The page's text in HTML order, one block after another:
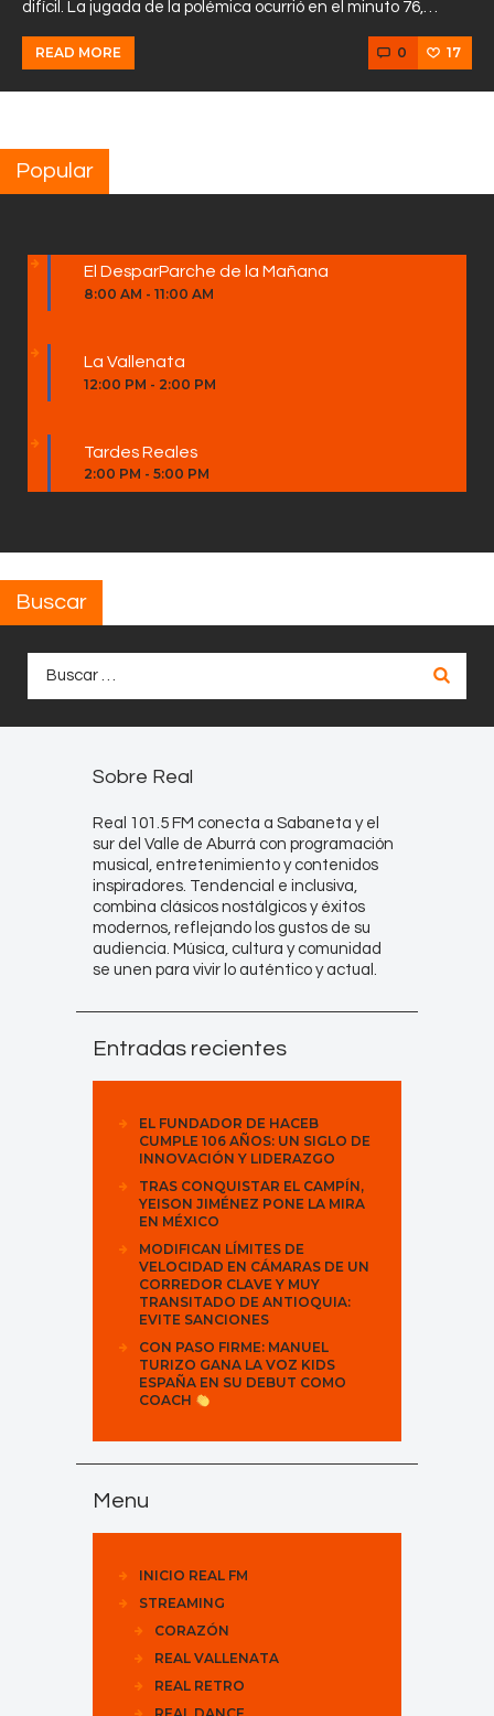
difícil. La jugada de la polémica ocurrió en el minuto 76,…
READ MORE 0 17
Popular
El DesparParche de la Mañana
8:00 AM - 11:00 AM
La Vallenata
12:00 PM - 2:00 PM
Tardes Reales
2:00 PM - 5:00 PM
Buscar
Sobre Real
Real 101.5 FM conecta a Sabaneta y el
sur del Valle de Aburrá con programación
musical, entretenimiento y contenidos
inspiradores. Tendencial e inclusiva,
combina clásicos nostálgicos y éxitos
modernos, reflejando los gustos de su
audiencia. Música, cultura y comunidad
se unen para vivir lo auténtico y actual.
Entradas recientes
EL FUNDADOR DE HACEB
CUMPLE 106 AÑOS: UN SIGLO DE
INNOVACIÓN Y LIDERAZGO
TRAS CONQUISTAR EL CAMPÍN,
YEISON JIMÉNEZ PONE LA MIRA
EN MÉXICO
MODIFICAN LÍMITES DE
VELOCIDAD EN CÁMARAS DE UN
CORREDOR CLAVE Y MUY
TRANSITADO DE ANTIOQUIA:
EVITE SANCIONES
CON PASO FIRME: MANUEL
TURIZO GANA LA VOZ KIDS
ESPAÑA EN SU DEBUT COMO
COACH
Menu
INICIO REAL FM
STREAMING
CORAZÓN
REAL VALLENATA
REAL RETRO